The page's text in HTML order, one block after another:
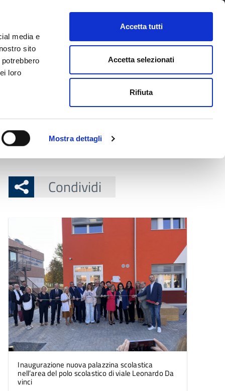
media e
sito
loro
Mostra dettagli
Accetta tutti
Accetta selezionati
Rifiuta
CONTATTI URP SERVIZI ONLINE
Seguici su FacebookTwitterInstagram
LinkedIn
cerca nel sito
Condividi
Inaugurazione nuova palazzina scolastica
nell’area del polo scolastico di viale Leonardo Da
vinci